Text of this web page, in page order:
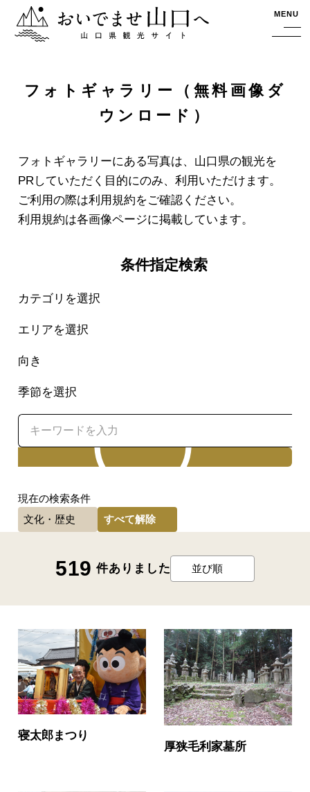
おいでませ山口へー山口県観光サイト MENU
フォトギャラリー（無料画像ダ
ウンロード）
フォトギャラリーにある写真は、山口県の観光を
PRしていただく目的にのみ、利用いただけます。
ご利用の際は利用規約をご確認ください。
利用規約は各画像ページに掲載しています。
条件指定検索
カテゴリを選択
エリアを選択
向き
季節を選択
現在の検索条件
文化・歴史
すべて解除
519 件ありました 並び順
寝太郎まつり
厚狭毛利家墓所